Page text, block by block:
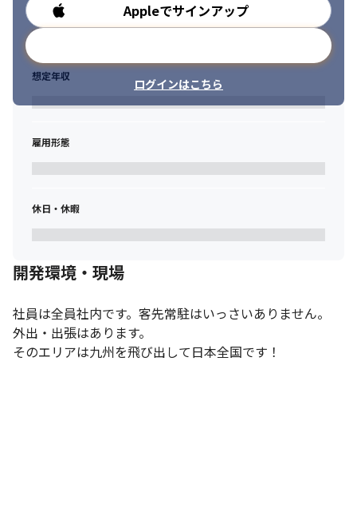
Appleでサインアップ
ログインはこちら
勤務時間
想定年収
雇用形態
休日・休暇
開発環境・現場
社員は全員社内です。客先常駐はいっさいありません。
外出・出張はあります。
そのエリアは九州を飛び出して日本全国です！